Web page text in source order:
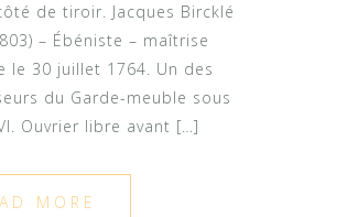
de tiroir. Jacques Bircklé
– Ébéniste – maîtrise
le 30 juillet 1764. Un des
du Garde-meuble sous
Ouvrier libre avant […]
MORE